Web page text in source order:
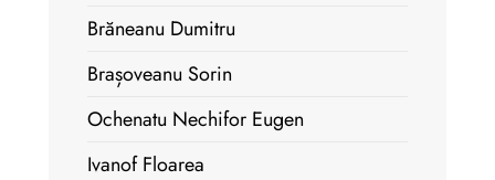
Brăneanu Dumitru
Brașoveanu Sorin
Ochenatu Nechifor Eugen
Ivanof Floarea